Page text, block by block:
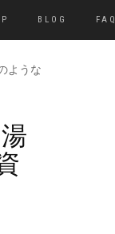
BLOG FAQ
ような